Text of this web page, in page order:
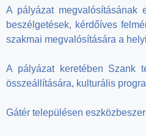
A pályázat megvalósításának
beszélgetések, kérdőíves
szakmai megvalósítására a
A pályázat keretében Szank
összeállítására, kulturális
Gátér településen